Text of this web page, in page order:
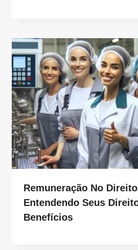
Remuneração No
Entendendo Seus
Benefícios